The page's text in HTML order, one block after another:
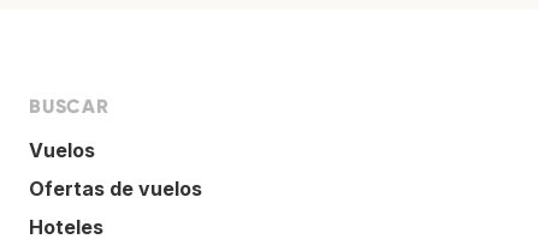
BUSCAR
Vuelos
Ofertas de vuelos
Hoteles